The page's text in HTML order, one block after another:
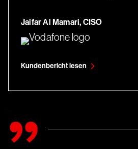
Jaifar Al Mamari, CISO
Kundenbericht lesen